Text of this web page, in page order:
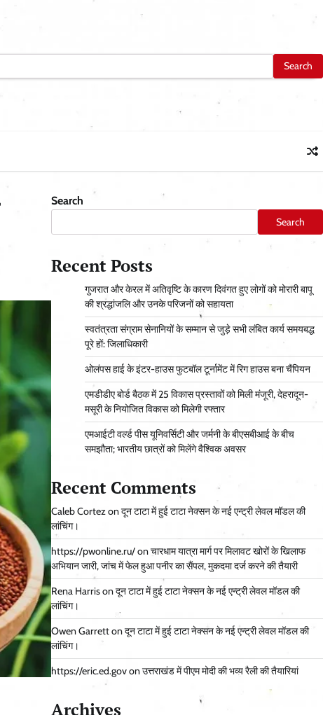
Search
Search
Recent Posts
गुजरात और केरल में अतिवृष्टि के कारण दिवंगत हुए लोगों को मोरारी बापू
की श्रद्धांजलि और उनके परिजनों को सहायता
स्वतंत्रता संग्राम सेनानियों के सम्मान से जुड़े सभी लंबित कार्य समयबद्ध
पूरे हों: जिलाधिकारी
ओलंपस हाई के इंटर-हाउस फुटबॉल टूर्नामेंट में रिग हाउस बना चैंपियन
एमडीडीए बोर्ड बैठक में 25 विकास प्रस्तावों को मिली मंजूरी, देहरादून-
मसूरी के नियोजित विकास को मिलेगी रफ्तार
एमआईटी वर्ल्ड पीस यूनिवर्सिटी और जर्मनी के बीएसबीआई के बीच
समझौता; भारतीय छात्रों को मिलेंगे वैश्विक अवसर
Recent Comments
Caleb Cortezonदून टाटा में हुई टाटा नेक्सन के नई एन्ट्री लेवल मॉडल की
लांचिंग।
https://pwonline.ru/onचारधाम यात्रा मार्ग पर मिलावट खोरों के खिलाफ
अभियान जारी, जांच में फेल हुआ पनीर का सैंपल, मुकदमा दर्ज करने की तैयारी
Rena Harrisonदून टाटा में हुई टाटा नेक्सन के नई एन्ट्री लेवल मॉडल की
लांचिंग।
Owen Garrettonदून टाटा में हुई टाटा नेक्सन के नई एन्ट्री लेवल मॉडल की
लांचिंग।
https://eric.ed.govonउत्तराखंड में पीएम मोदी की भव्य रैली की तैयारियां
Archives